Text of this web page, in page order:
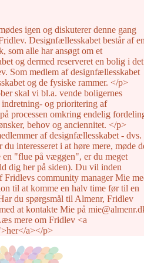
igen og diskuterer denne gang
Designfællesskabet består af
som alle har ansøgt om et
og dermed reserveret en bolig i det
Som medlem af designfællesskabet
og de fysiske rammer. </p>
skal vi bl.a. vende boligernes
og prioritering af
processen omkring endelig
behov og anciennitet. </p>
af designfællesskabet - dvs.
interesseret i at høre mere, møde
"flue på væggen", er du meget
dig her på siden). Du vil inden
community manager Mie
til at komme en halv time før til en
du spørgsmål til Almenr, Fridlev
at kontakte Mie på
mere om Fridlev <a
a></p>